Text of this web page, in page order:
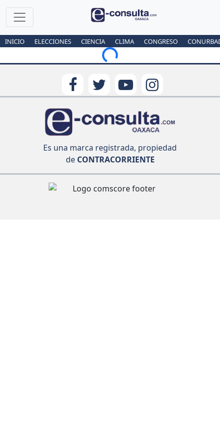
INICIO ELECCIONES CIENCIA CLIMA CONGRESO
Loading...
Es una marca registrada, propiedad
deCONTRACORRIENTE